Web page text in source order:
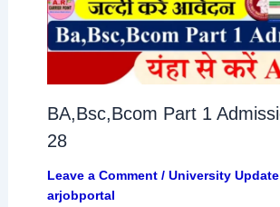
BA,Bsc,Bcom Part 1
28
Leave a Comment / University Update
arjobportal